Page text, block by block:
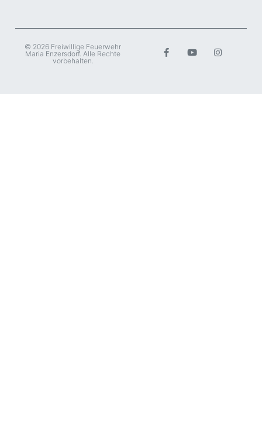
© 2026 Freiwillige Feuerwehr
Maria Enzersdorf. Alle Rechte
vorbehalten.